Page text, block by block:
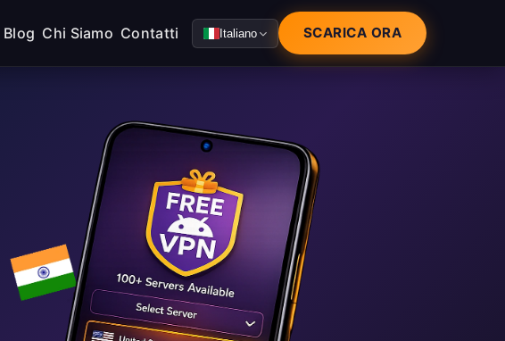
Blog Chi Siamo Contatti Italiano SCARICA ORA